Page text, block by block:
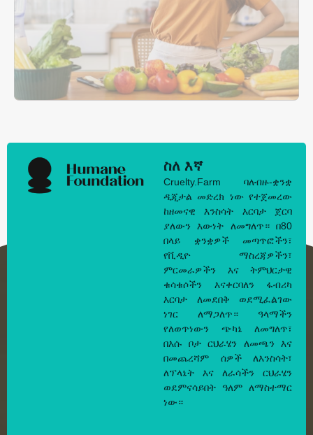
ስለ እኛ
Cruelty.Farm ባለብዙ-ቋንቋ
ዲጂታል መድረክ ነው የተጀመረው
ከዘመናዊ እንስሳት እርባታ ጀርባ
ያለውን እውነት ለመግለጥ። በ80
በላይ ቋንቋዎች መጣጥፎችን፣
የቪዲዮ ማስረጃዎችን፣
ምርመራዎችን እና ትምህርታዊ
ቁሳቁሶችን እናቀርባለን ፋብሪካ
እርባታ ለመደበቅ ወደሚፈልገው
ነገር ለማጋለጥ። ዓላማችን
የለወጥነውን ጭካኔ ለመግለጥ፣
በእሱ ቦታ ርህራሄን ለመጫን እና
በመጨረሻም ሰዎች ለእንስሳት፣
ለፕላኔት እና ለራሳችን ርህራሄን
ወደምናሳይበት ዓለም ለማስተማር
ነው።